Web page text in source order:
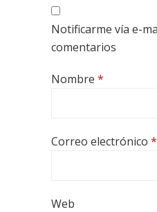
Notificarme vía e-
comentarios
Nombre *
Correo electrónico *
Web